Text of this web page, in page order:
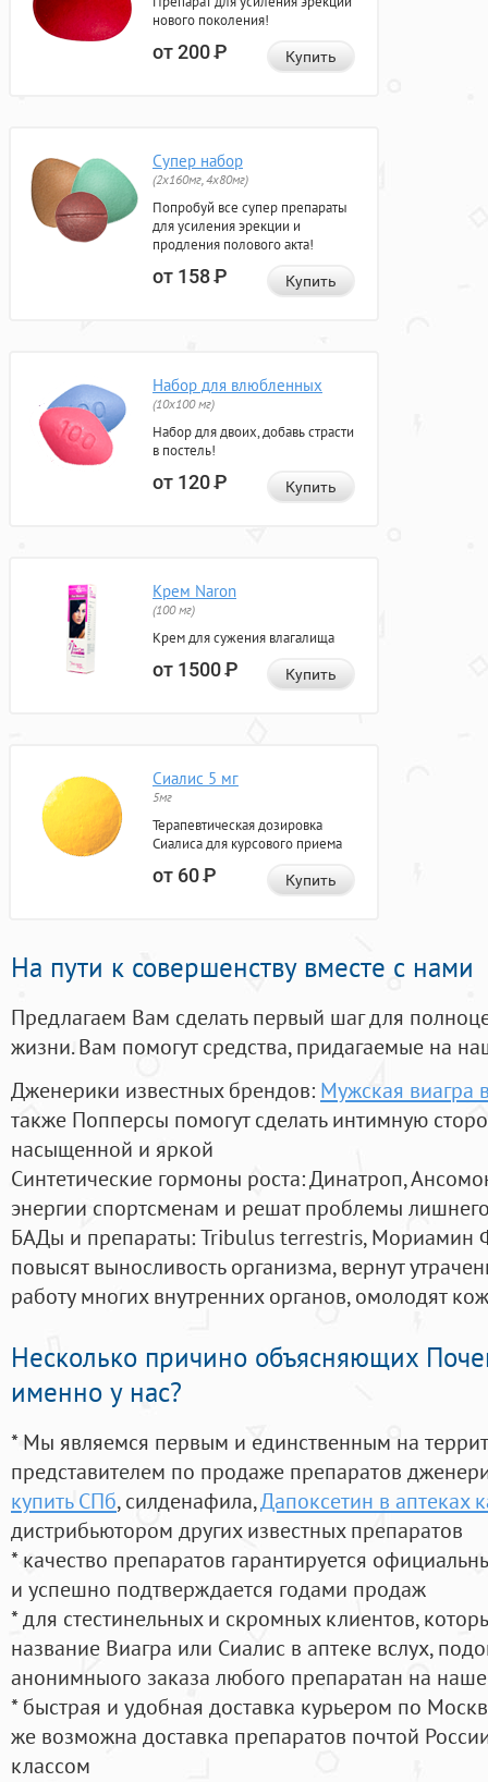
нового поколения!
от 200Р Купить
Супер набор
(2х160мг, 4х80мг)
Попробуй все супер препараты
для усиления эрекции и
продления полового акта!
от 158Р Купить
Набор для влюбленных
(10х100 мг)
Набор для двоих, добавь страсти
в постель!
от 120Р Купить
Крем Naron
(100 мг)
Крем для сужения влагалища
от 1500Р Купить
Сиалис 5 мг
5мг
Терапевтическая дозировка
Сиалиса для курсового приема
от 60Р Купить
На пути к совершенству вместе с нами
Предлагаем Вам сделать первый шаг для
жизни. Вам помогут средства, придагаемые на
Дженерики известных брендов: Мужская виагра
также Попперсы помогут сделать интимную
насыщенной и яркой
Синтетические гормоны роста: Динатроп,
энергии спортсменам и решат проблемы
БАДы и препараты:Tribulus terrestris, Мориамин
повысят выносливость организма, вернут
работу многих внутренних органов, омолодят
Несколько причино объясняющих
именно у нас?
* Мы являемся первым и единственным на
представителем по продаже препаратов
купить СПб, силденафила,Дапоксетин в аптеках
дистрибьютором других известных препаратов
* качество препаратов гарантируется
и успешно подтверждается годами продаж
* для стестинельных и скромных клиентов,
название Виагра или Сиалис в аптеке вслух,
анонимныого заказа любого препаратан на
* быстрая и удобная доставка курьером по
же возможна доставка препаратов почтой
классом